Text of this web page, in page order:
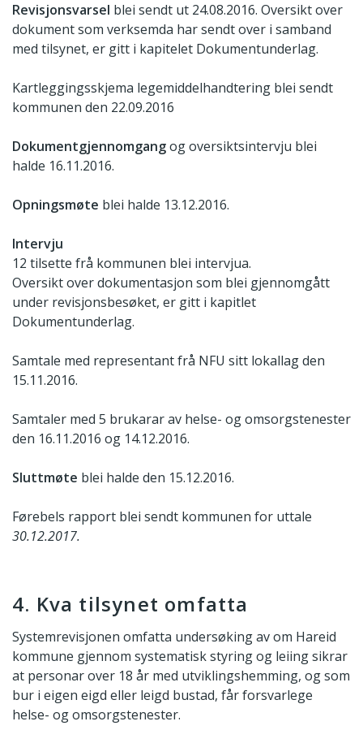
Revisjonsvarsel blei sendt ut 24.08.2016. Oversikt over
dokument som verksemda har sendt over i samband
med tilsynet, er gitt i kapitelet Dokumentunderlag.
Kartleggingsskjema legemiddelhandtering blei sendt
kommunen den 22.09.2016
Dokumentgjennomgangog oversiktsintervju blei
halde 16.11.2016.
Opningsmøte blei halde 13.12.2016.
Intervju
12 tilsette frå kommunen blei intervjua.
Oversikt over dokumentasjon som blei gjennomgått
under revisjonsbesøket, er gitt i kapitlet
Dokumentunderlag.
Samtale med representant frå NFU sitt lokallag den
15.11.2016.
Samtaler med 5 brukarar av helse- og omsorgstenester
den 16.11.2016 og 14.12.2016.
Sluttmøte blei halde den 15.12.2016.
Førebels rapport blei sendt kommunen for uttale
30.12.2017.
4. Kva tilsynet omfatta
Systemrevisjonen omfatta undersøking av om Hareid
kommune gjennom systematisk styring og leiing sikrar
at personar over 18 år med utviklingshemming, og som
bur i eigen eigd eller leigd bustad, får forsvarlege
helse- og omsorgstenester.